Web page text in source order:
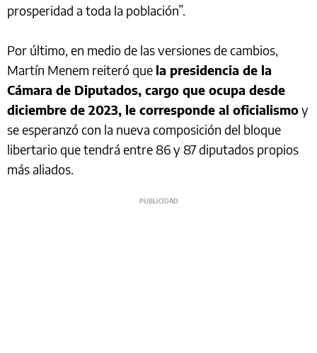
prosperidad a toda la población”.
Por último, en medio de las versiones de cambios,
Martín Menem reiteró que la presidencia de la
Cámara de Diputados, cargo que ocupa desde
diciembre de 2023, le corresponde al oficialismoy
se esperanzó con la nueva composición del bloque
libertario que tendrá entre 86 y 87 diputados propios
más aliados.